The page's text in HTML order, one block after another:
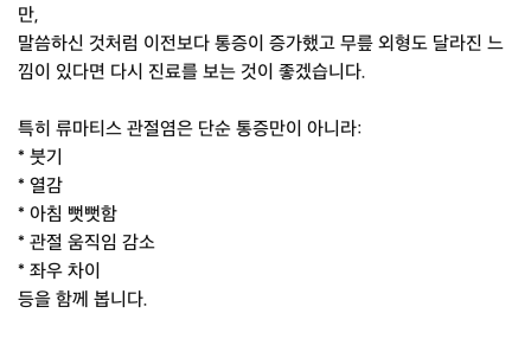
만,
말씀하신 것처럼 이전보다 통증이 증가했고 무릎 외형도 달라진 느
낌이 있다면 다시 진료를 보는 것이 좋겠습니다.
특히 류마티스 관절염은 단순 통증만이 아니라:
* 붓기
* 열감
* 아침 뻣뻣함
* 관절 움직임 감소
* 좌우 차이
등을 함께 봅니다.